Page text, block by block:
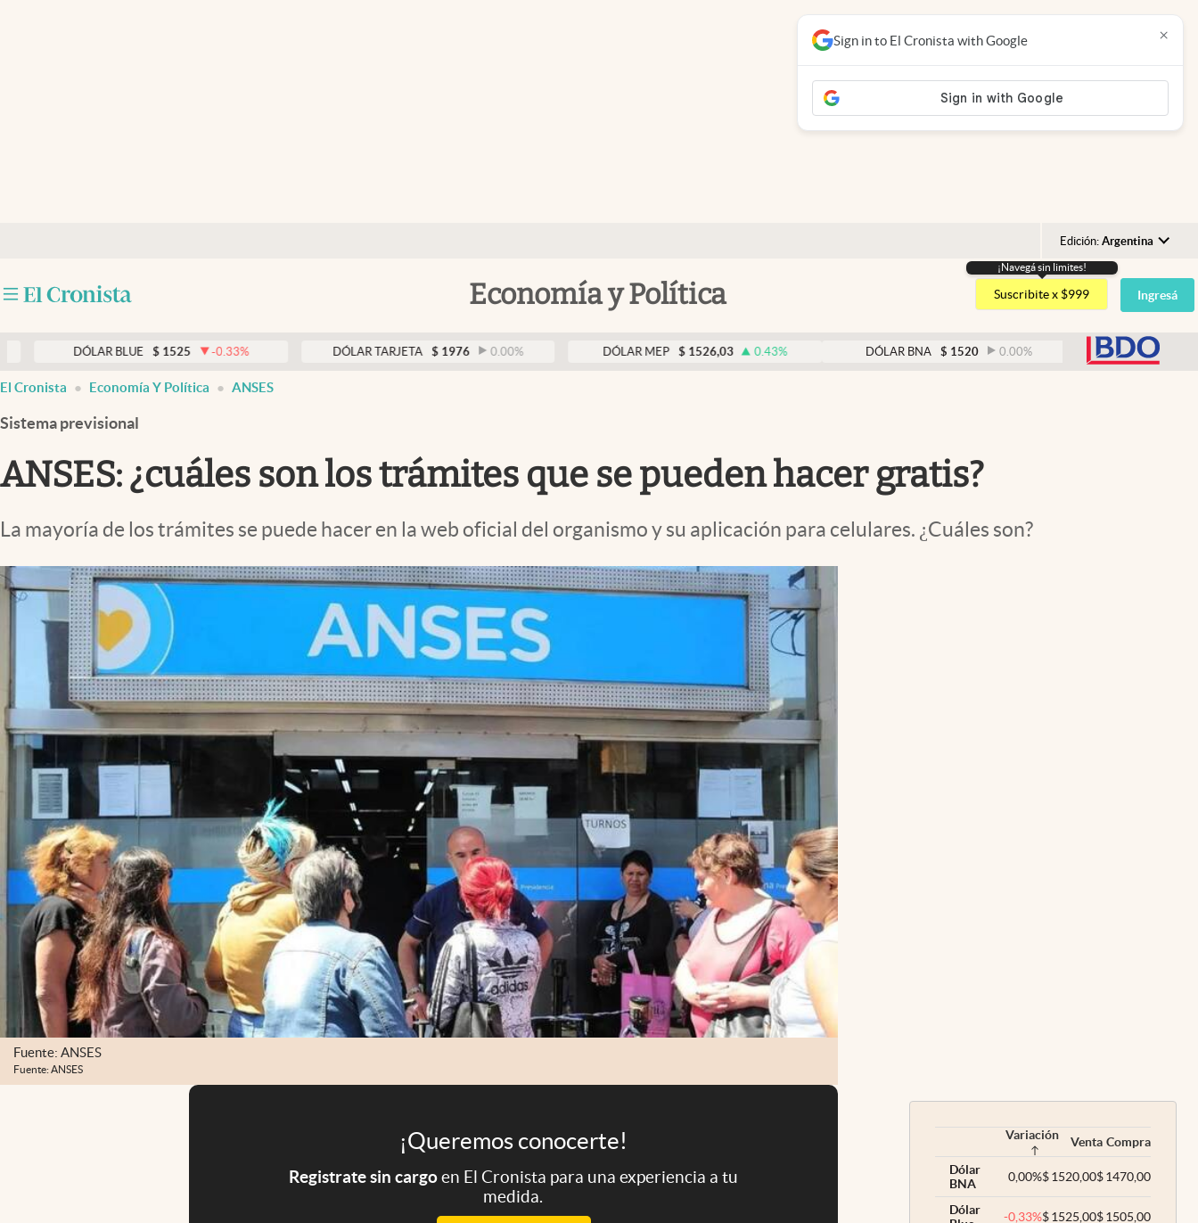
Edición: Argentina
Argentina
España
USA
Economía y Política
Clima
Eventos Corporativos
El Cronista Studio
abre en nueva pestaña
¡Navegá sin limites!
Suscribite x $999 Ingresá
DÓLAR BLUE $ 1525 -0.33 % DÓLAR TARJETA $ 1976 0.00 % DÓLAR MEP $ 1526,03 0.43 % DÓLAR BNA $ 1520 0.00 % DÓLAR BLUE
Sign in to El Cronista with Google ×
El Cronista Economía Y Política ANSES
Sistema previsional
ANSES: ¿cuáles son los trámites que se pueden hacer gratis?
La mayoría de los trámites se puede hacer en la web oficial del organismo y su aplicación para celulares. ¿Cuáles son?
Fuente: ANSES
Fuente: ANSES
¡Queremos conocerte!
Registrate sin cargoen El Cronista para una experiencia a tu
medida.
Variación Venta Compra
Dólar
BNA
0,00%$1520,00$1470,00
Dólar
-0,33%$1525,00$1505,00